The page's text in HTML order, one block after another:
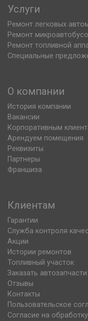
Услуги
Ремонт легковых
Ремонт
Ремонт топливной
Специальные
О компании
История компании
Вакансии
Корпоративным
Арендуем помещения
Реквизиты
Партнеры
Франшиза
Клиентам
Гарантии
Служба контроля
Акции
Истории ремонтов
Топливный участок
Заказать автозапчасти
Отзывы
Контакты
Пользовательское
Согласие на